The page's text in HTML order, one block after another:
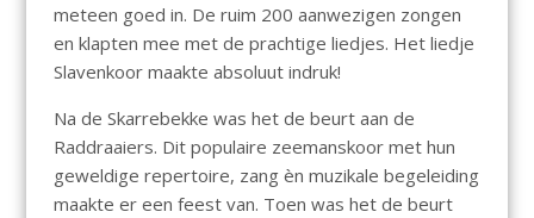
meteen goed in. De ruim 200 aanwezigen zongen
en klapten mee met de prachtige liedjes. Het liedje
Slavenkoor maakte absoluut indruk!
Na de Skarrebekke was het de beurt aan de
Raddraaiers. Dit populaire zeemanskoor met hun
geweldige repertoire, zang èn muzikale begeleiding
maakte er een feest van. Toen was het de beurt